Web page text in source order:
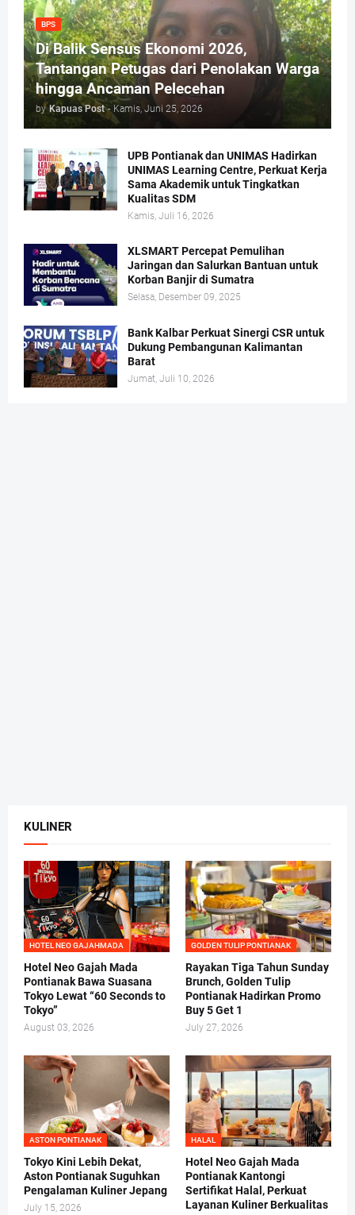
BPS
Di Balik Sensus Ekonomi 2026,
Tantangan Petugas dari Penolakan Warga
hingga Ancaman Pelecehan
by Kapuas Post - Kamis, Juni 25, 2026
UPB Pontianak dan UNIMAS Hadirkan
UNIMAS Learning Centre, Perkuat Kerja
Sama Akademik untuk Tingkatkan
Kualitas SDM
Kamis, Juli 16, 2026
XLSMART Percepat Pemulihan
Jaringan dan Salurkan Bantuan untuk
Korban Banjir di Sumatra
Selasa, Desember 09, 2025
Bank Kalbar Perkuat Sinergi CSR untuk
Dukung Pembangunan Kalimantan
Barat
Jumat, Juli 10, 2026
KULINER
HOTEL NEO GAJAHMADA
Hotel Neo Gajah Mada
Pontianak Bawa Suasana
Tokyo Lewat “60 Seconds to
Tokyo”
August 03, 2026
GOLDEN TULIP PONTIANAK
Rayakan Tiga Tahun Sunday
Brunch, Golden Tulip
Pontianak Hadirkan Promo
Buy 5 Get 1
July 27, 2026
ASTON PONTIANAK
Tokyo Kini Lebih Dekat,
Aston Pontianak Suguhkan
Pengalaman Kuliner Jepang
July 15, 2026
HALAL
Hotel Neo Gajah Mada
Pontianak Kantongi
Sertifikat Halal, Perkuat
Layanan Kuliner Berkualitas